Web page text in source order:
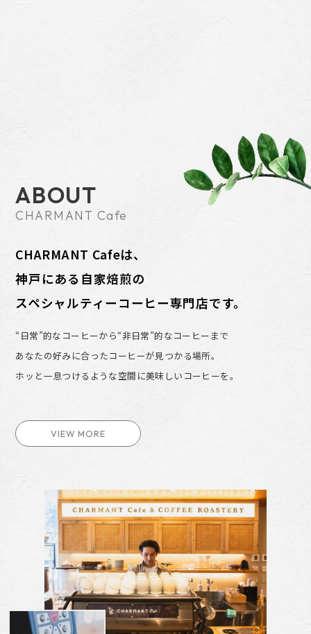
ABOUT
CHARMANT Cafe
CHARMANT Cafeは、
神戸にある自家焙煎の
スペシャルティーコーヒー専門店です。
“日常”的なコーヒーから“非日常”的なコーヒーまで
あなたの好みに合ったコーヒーが見つかる場所。
ホッと一息つけるような空間に美味しいコーヒーを。